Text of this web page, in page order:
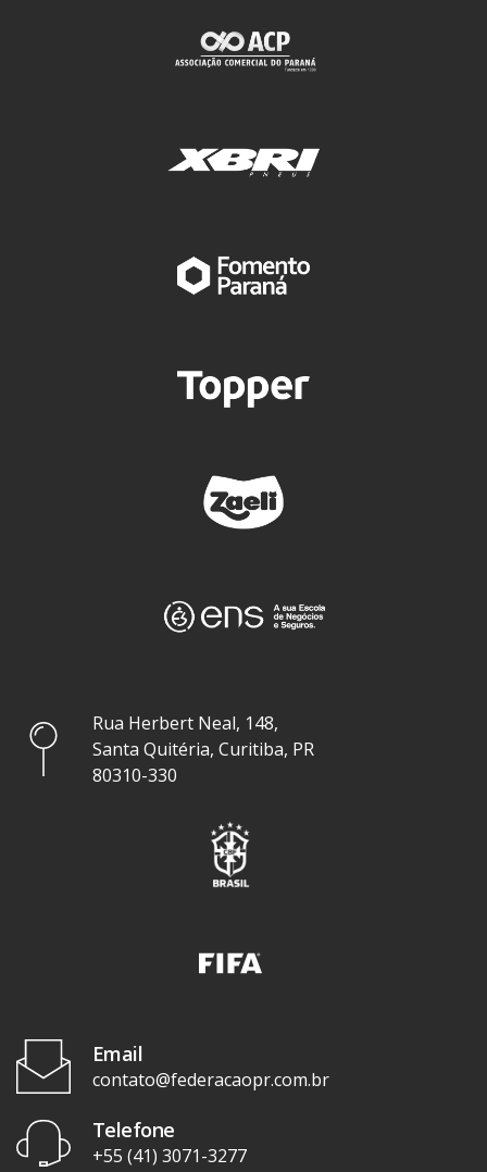
Rua Herbert Neal, 148,
Santa Quitéria, Curitiba, PR
80310-330
Email
contato@federacaopr.com.br
Telefone
+55 (41) 3071-3277